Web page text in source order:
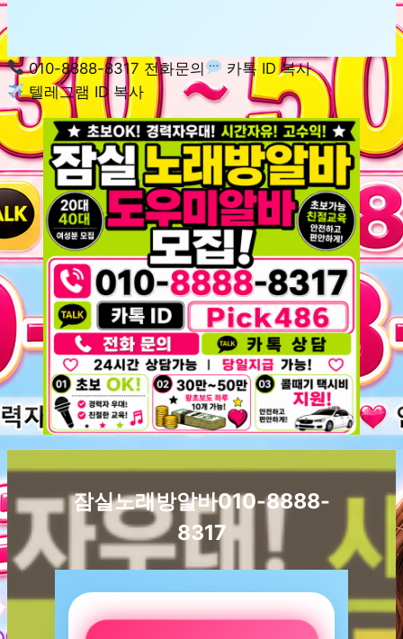
010-8888-8317 전화문의
카톡 ID 복사
텔레그램 ID 복사
잠실노래방알바010-8888-
8317